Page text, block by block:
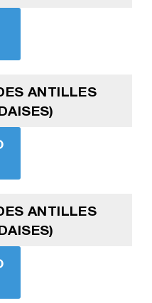
ANTILLES
ANTILLES